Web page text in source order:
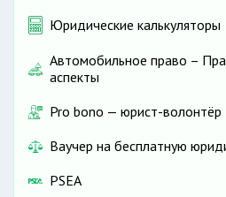
Юридические калькуляторы
Автомобильное право –
аспекты
Pro bono — юрист-волонтёр
Ваучер на бесплатную
PSEA